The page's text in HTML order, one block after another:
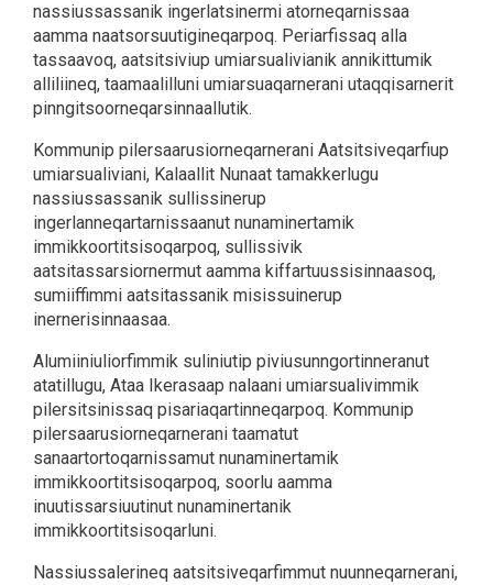
nassiussassanik ingerlatsinermi atorneqarnissaa
aamma naatsorsuutigineqarpoq. Periarfissaq alla
tassaavoq, aatsitsiviup umiarsualivianik annikittumik
alliliineq, taamaalilluni umiarsuaqarnerani utaqqisarnerit
pinngitsoorneqarsinnaallutik.
Kommunip pilersaarusiorneqarnerani Aatsitsiveqarfiup
umiarsualiviani, Kalaallit Nunaat tamakkerlugu
nassiussassanik sullissinerup
ingerlanneqartarnissaanut nunaminertamik
immikkoortitsisoqarpoq, sullissivik
aatsitassarsiornermut aamma kiffartuussisinnaasoq,
sumiiffimmi aatsitassanik misissuinerup
inernerisinnaasaa.
Alumiiniuliorfimmik suliniutip piviusunngortinneranut
atatillugu, Ataa Ikerasaap nalaani umiarsualivimmik
pilersitsinissaq pisariaqartinneqarpoq. Kommunip
pilersaarusiorneqarnerani taamatut
sanaartortoqarnissamut nunaminertamik
immikkoortitsisoqarpoq, soorlu aamma
inuutissarsiuutinut nunaminertanik
immikkoortitsisoqarluni.
Nassiussalerineq aatsitsiveqarfimmut nuunneqarnerani,